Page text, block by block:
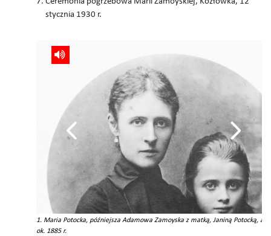
stycznia 1930 r.
1. Maria Potocka, późniejsza Adamowa Zamoyska z matką, Janiną Potocką,
ok. 1885 r.